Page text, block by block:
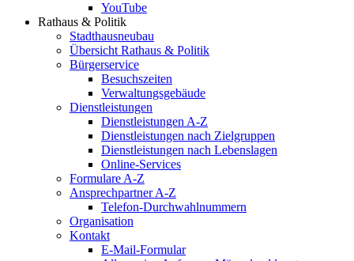
YouTube
Rathaus & Politik
Stadthausneubau
Übersicht Rathaus & Politik
Bürgerservice
Besuchszeiten
Verwaltungsgebäude
Dienstleistungen
Dienstleistungen A-Z
Dienstleistungen nach Zielgruppen
Dienstleistungen nach Lebenslagen
Online-Services
Formulare A-Z
Ansprechpartner A-Z
Telefon-Durchwahlnummern
Organisation
Kontakt
E-Mail-Formular